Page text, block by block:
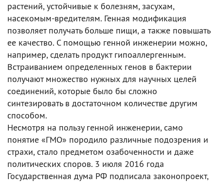
растений, устойчивые к болезням, засухам,
насекомым-вредителям. Генная модификация
позволяет получать больше пищи, а также повышать
ее качество. С помощью генной инженерии можно,
например, сделать продукт гипоаллергенным.
Встраиванием определенных генов в бактерии
получают множество нужных для научных целей
соединений, которые было бы сложно
синтезировать в достаточном количестве другим
способом.
Несмотря на пользу генной инженерии, само
понятие «ГМО» породило различные подозрения и
страхи, стало предметом озабоченности и даже
политических споров. 3 июля 2016 года
Государственная дума РФ подписала законопроект,